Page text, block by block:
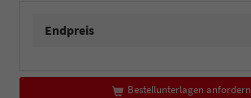
Endpreis
Bestellunterlagen anfordern